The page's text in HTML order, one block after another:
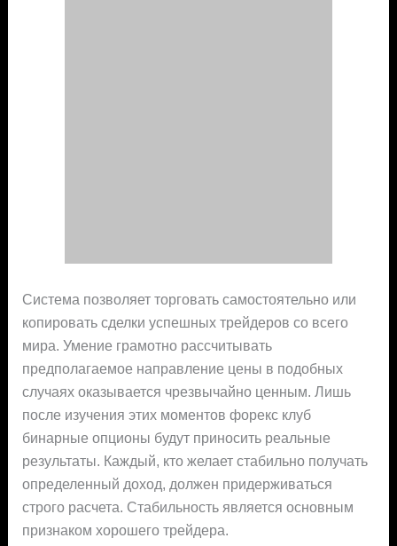
Система позволяет торговать самостоятельно или
копировать сделки успешных трейдеров со всего
мира. Умение грамотно рассчитывать
предполагаемое направление цены в подобных
случаях оказывается чрезвычайно ценным. Лишь
после изучения этих моментов форекс клуб
бинарные опционы будут приносить реальные
результаты. Каждый, кто желает стабильно получать
определенный доход, должен придерживаться
строго расчета. Стабильность является основным
признаком хорошего трейдера.